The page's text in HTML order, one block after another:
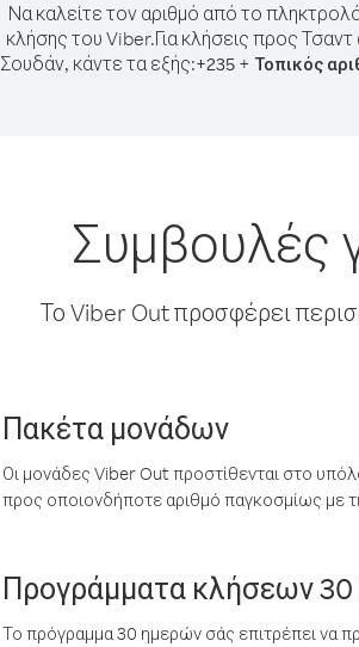
Να καλείτε τον αριθμό από το
κλήσης του Viber.Για κλήσεις προς
Σουδάν, κάντε τα εξής:+235 + Τοπικός
Συμβουλές
Το Viber Out προσφέρει
Πακέτα μονάδων
Οι μονάδες Viber Out προστίθενται στο
προς οποιονδήποτε αριθμό παγκοσμίως με
Προγράμματα κλήσεων
Το πρόγραμμα 30 ημερών σάς επιτρέπει να